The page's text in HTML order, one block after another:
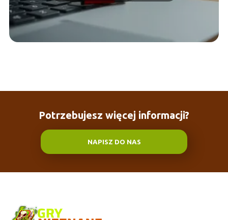
Potrzebujesz więcej informacji?
NAPISZ DO NAS